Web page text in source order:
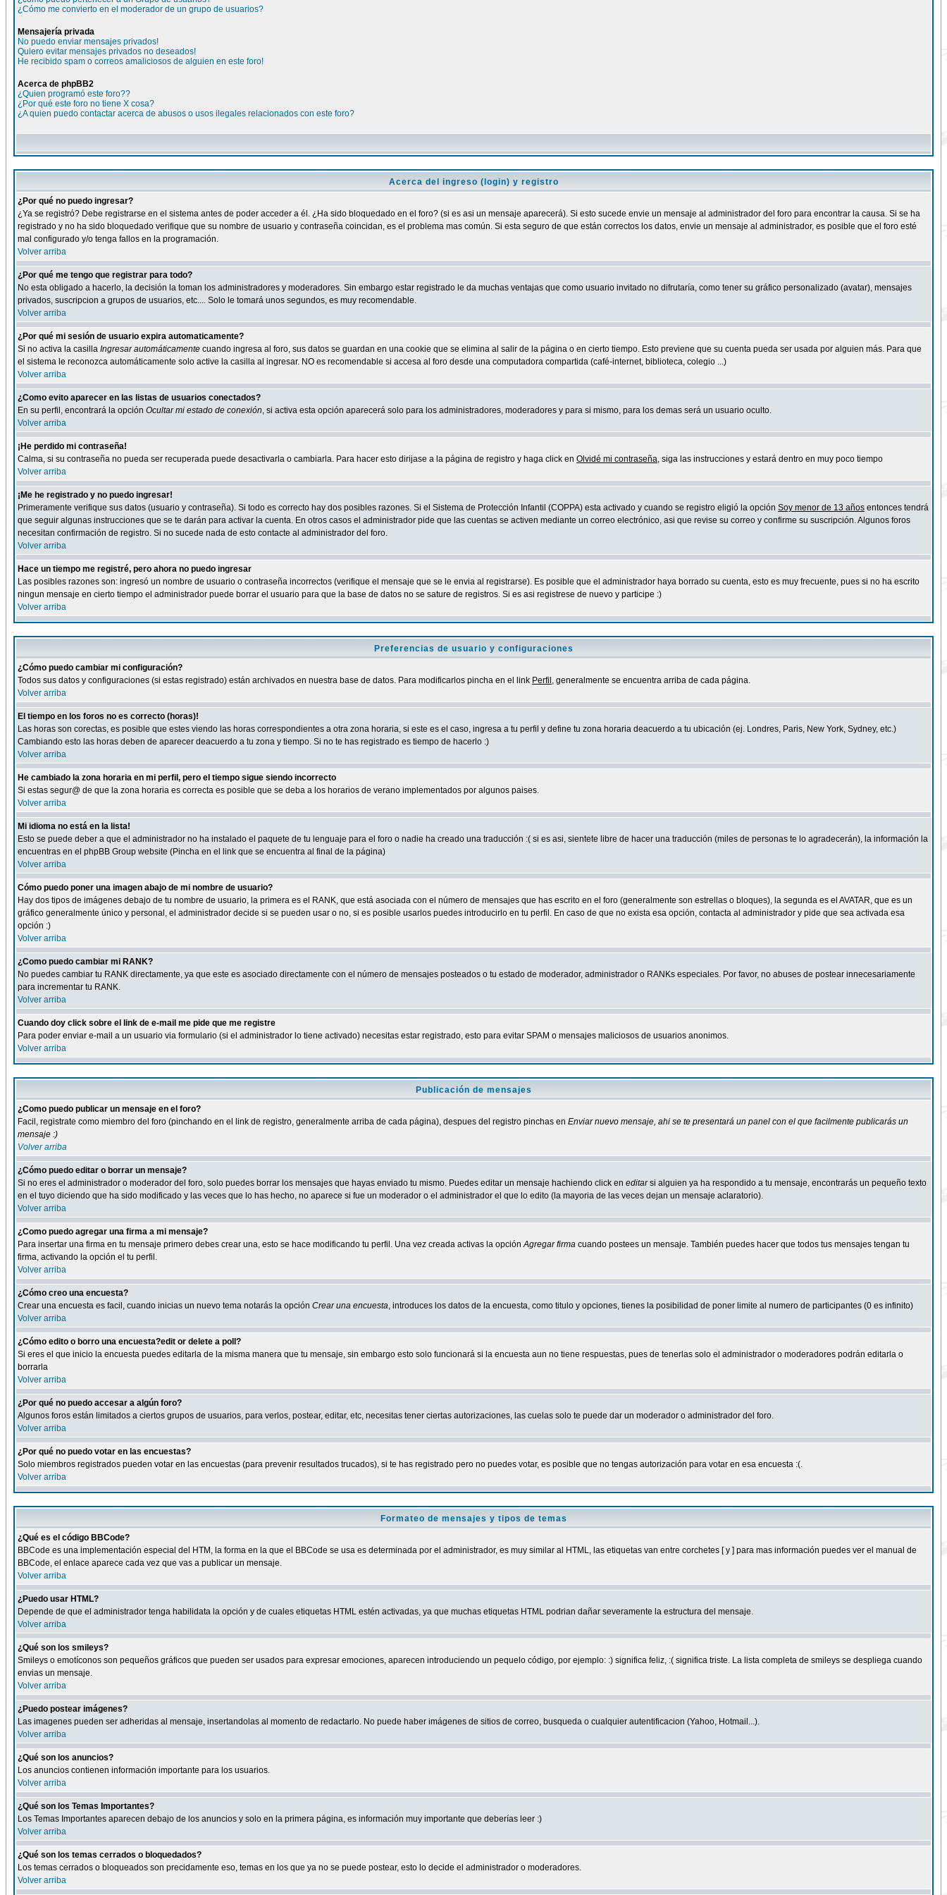
¿Cómo me convierto en el moderador de un grupo de usuarios?
Mensajería privada
No puedo enviar mensajes privados!
Quiero evitar mensajes privados no deseados!
He recibido spam o correos amaliciosos de alguien en este foro!
Acerca de phpBB2
¿Quien programó este foro??
¿Por qué este foro no tiene X cosa?
¿A quien puedo contactar acerca de abusos o usos ilegales relacionados con este foro?
Acerca del ingreso (login) y registro
¿Por qué no puedo ingresar?
¿Ya se registró? Debe registrarse en el sistema antes de poder acceder a él. ¿Ha sido bloquedado en el foro? (si es asi un mensaje aparecerá). Si esto sucede envie un mensaje al administrador del foro para encontrar la causa. Si se ha
registrado y no ha sido bloquedado verifique que su nombre de usuario y contraseña coincidan, es el problema mas común. Si esta seguro de que están correctos los datos, envie un mensaje al administrador, es posible que el foro esté
mal configurado y/o tenga fallos en la programación.
Volver arriba
¿Por qué me tengo que registrar para todo?
No esta obligado a hacerlo, la decisión la toman los administradores y moderadores. Sin embargo estar registrado le da muchas ventajas que como usuario invitado no difrutaría, como tener su gráfico personalizado (avatar), mensajes
privados, suscripcion a grupos de usuarios, etc.... Solo le tomará unos segundos, es muy recomendable.
Volver arriba
¿Por qué mi sesión de usuario expira automaticamente?
Si no activa la casilla Ingresar automáticamente cuando ingresa al foro, sus datos se guardan en una cookie que se elimina al salir de la página o en cierto tiempo. Esto previene que su cuenta pueda ser usada por alguien más. Para que
el sistema le reconozca automáticamente solo active la casilla al ingresar. NO es recomendable si accesa al foro desde una computadora compartida (café-internet, biblioteca, colegio ...)
Volver arriba
¿Como evito aparecer en las listas de usuarios conectados?
En su perfil, encontrará la opción Ocultar mi estado de conexión, si activa esta opción aparecerá solo para los administradores, moderadores y para si mismo, para los demas será un usuario oculto.
Volver arriba
¡He perdido mi contraseña!
Calma, si su contraseña no pueda ser recuperada puede desactivarla o cambiarla. Para hacer esto dirijase a la página de registro y haga click en Olvidé mi contraseña, siga las instrucciones y estará dentro en muy poco tiempo
Volver arriba
¡Me he registrado y no puedo ingresar!
Primeramente verifique sus datos (usuario y contraseña). Si todo es correcto hay dos posibles razones. Si el Sistema de Protección Infantil (COPPA) esta activado y cuando se registro eligió la opción Soy menor de 13 años entonces tendrá
que seguir algunas instrucciones que se te darán para activar la cuenta. En otros casos el administrador pide que las cuentas se activen mediante un correo electrónico, asi que revise su correo y confirme su suscripción. Algunos foros
necesitan confirmación de registro. Si no sucede nada de esto contacte al administrador del foro.
Volver arriba
Hace un tiempo me registré, pero ahora no puedo ingresar
Las posibles razones son: ingresó un nombre de usuario o contraseña incorrectos (verifique el mensaje que se le envia al registrarse). Es posible que el administrador haya borrado su cuenta, esto es muy frecuente, pues si no ha escrito
ningun mensaje en cierto tiempo el administrador puede borrar el usuario para que la base de datos no se sature de registros. Si es asi registrese de nuevo y participe :)
Volver arriba
Preferencias de usuario y configuraciones
¿Cómo puedo cambiar mi configuración?
Todos sus datos y configuraciones (si estas registrado) están archivados en nuestra base de datos. Para modificarlos pincha en el link Perfil , generalmente se encuentra arriba de cada página.
Volver arriba
El tiempo en los foros no es correcto (horas)!
Las horas son corectas, es posible que estes viendo las horas correspondientes a otra zona horaria, si este es el caso, ingresa a tu perfil y define tu zona horaria deacuerdo a tu ubicación (ej. Londres, Paris, New York, Sydney, etc.)
Cambiando esto las horas deben de aparecer deacuerdo a tu zona y tiempo. Si no te has registrado es tiempo de hacerlo :)
Volver arriba
He cambiado la zona horaria en mi perfil, pero el tiempo sigue siendo incorrecto
Si estas segur@ de que la zona horaria es correcta es posible que se deba a los horarios de verano implementados por algunos paises.
Volver arriba
Mi idioma no está en la lista!
Esto se puede deber a que el administrador no ha instalado el paquete de tu lenguaje para el foro o nadie ha creado una traducción :( si es asi, sientete libre de hacer una traducción (miles de personas te lo agradecerán), la información la
encuentras en el phpBB Group website (Pincha en el link que se encuentra al final de la página)
Volver arriba
Cómo puedo poner una imagen abajo de mi nombre de usuario?
Hay dos tipos de imágenes debajo de tu nombre de usuario, la primera es el RANK, que está asociada con el número de mensajes que has escrito en el foro (generalmente son estrellas o bloques), la segunda es el AVATAR, que es un
gráfico generalmente único y personal, el administrador decide si se pueden usar o no, si es posible usarlos puedes introducirlo en tu perfil. En caso de que no exista esa opción, contacta al administrador y pide que sea activada esa
opción :)
Volver arriba
¿Como puedo cambiar mi RANK?
No puedes cambiar tu RANK directamente, ya que este es asociado directamente con el número de mensajes posteados o tu estado de moderador, administrador o RANKs especiales. Por favor, no abuses de postear innecesariamente
para incrementar tu RANK.
Volver arriba
Cuando doy click sobre el link de e-mail me pide que me registre
Para poder enviar e-mail a un usuario via formulario (si el administrador lo tiene activado) necesitas estar registrado, esto para evitar SPAM o mensajes maliciosos de usuarios anonimos.
Volver arriba
Publicación de mensajes
¿Como puedo publicar un mensaje en el foro?
Facil, registrate como miembro del foro (pinchando en el link de registro, generalmente arriba de cada página), despues del registro pinchas en Enviar nuevo mensaje, ahi se te presentará un panel con el que facilmente publicarás un
mensaje :)
Volver arriba
¿Cómo puedo editar o borrar un mensaje?
Si no eres el administrador o moderador del foro, solo puedes borrar los mensajes que hayas enviado tu mismo. Puedes editar un mensaje hachiendo click en editarsi alguien ya ha respondido a tu mensaje, encontrarás un pequeño texto
en el tuyo diciendo que ha sido modificado y las veces que lo has hecho, no aparece si fue un moderador o el administrador el que lo edito (la mayoria de las veces dejan un mensaje aclaratorio).
Volver arriba
¿Como puedo agregar una firma a mi mensaje?
Para insertar una firma en tu mensaje primero debes crear una, esto se hace modificando tu perfil. Una vez creada activas la opciónAgregar firma cuando postees un mensaje. También puedes hacer que todos tus mensajes tengan tu
firma, activando la opción el tu perfil.
Volver arriba
¿Cómo creo una encuesta?
Crear una encuesta es facil, cuando inicias un nuevo tema notarás la opción Crear una encuesta, introduces los datos de la encuesta, como titulo y opciones, tienes la posibilidad de poner limite al numero de participantes (0 es infinito)
Volver arriba
¿Cómo edito o borro una encuesta?edit or delete a poll?
Si eres el que inicio la encuesta puedes editarla de la misma manera que tu mensaje, sin embargo esto solo funcionará si la encuesta aun no tiene respuestas, pues de tenerlas solo el administrador o moderadores podrán editarla o
borrarla
Volver arriba
¿Por qué no puedo accesar a algún foro?
Algunos foros están limitados a ciertos grupos de usuarios, para verlos, postear, editar, etc, necesitas tener ciertas autorizaciones, las cuelas solo te puede dar un moderador o administrador del foro.
Volver arriba
¿Por qué no puedo votar en las encuestas?
Solo miembros registrados pueden votar en las encuestas (para prevenir resultados trucados), si te has registrado pero no puedes votar, es posible que no tengas autorización para votar en esa encuesta :(.
Volver arriba
Formateo de mensajes y tipos de temas
¿Qué es el código BBCode?
BBCode es una implementación especial del HTM, la forma en la que el BBCode se usa es determinada por el administrador, es muy similar al HTML, las etiquetas van entre corchetes [ y ] para mas información puedes ver el manual de
BBCode, el enlace aparece cada vez que vas a publicar un mensaje.
Volver arriba
¿Puedo usar HTML?
Depende de que el administrador tenga habilidata la opción y de cuales etiquetas HTML estén activadas, ya que muchas etiquetas HTML podrian dañar severamente la estructura del mensaje.
Volver arriba
¿Qué son los smileys?
Smileys o emotíconos son pequeños gráficos que pueden ser usados para expresar emociones, aparecen introduciendo un pequelo código, por ejemplo: :) significa feliz, :( significa triste. La lista completa de smileys se despliega cuando
envias un mensaje.
Volver arriba
¿Puedo postear imágenes?
Las imagenes pueden ser adheridas al mensaje, insertandolas al momento de redactarlo. No puede haber imágenes de sitios de correo, busqueda o cualquier autentificacion (Yahoo, Hotmail...).
Volver arriba
¿Qué son los anuncios?
Los anuncios contienen información importante para los usuarios.
Volver arriba
¿Qué son los Temas Importantes?
Los Temas Importantes aparecen debajo de los anuncios y solo en la primera página, es información muy importante que deberías leer :)
Volver arriba
¿Qué son los temas cerrados o bloquedados?
Los temas cerrados o bloqueados son precidamente eso, temas en los que ya no se puede postear, esto lo decide el administrador o moderadores.
Volver arriba